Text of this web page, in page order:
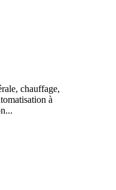
chauffage,
à